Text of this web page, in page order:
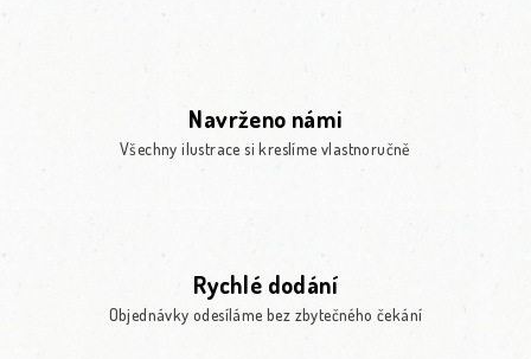
Navrženo námi
Všechny ilustrace si kreslíme vlastnoručně
Rychlé dodání
Objednávky odesíláme bez zbytečného čekání